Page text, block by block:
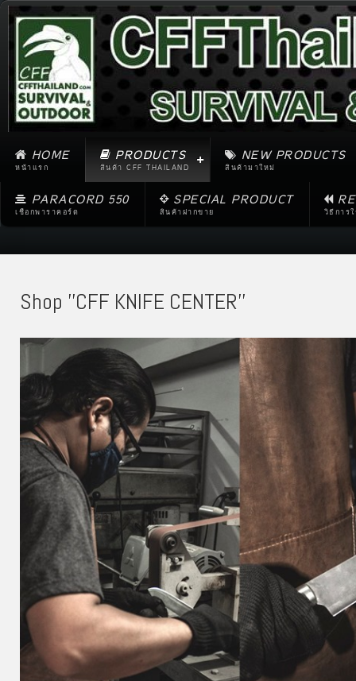
HOME
หน้าแรก
PRODUCTS
สินค้า CFF THAILAND
NEW PRODUCTS
สินค้ามาใหม่
PARACORD 550
เชือกพาราคอร์ด
SPECIAL PRODUCT
สินค้าฝากขาย วิธีการ
Shop ''CFF KNIFE CENTER''